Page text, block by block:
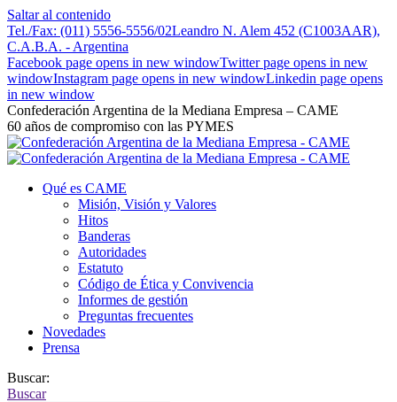
Saltar al contenido
Tel./Fax: (011) 5556-5556/02Leandro N. Alem 452 (C1003AAR),
C.A.B.A. - Argentina
Facebook page opens in new windowTwitter page opens in new
windowInstagram page opens in new windowLinkedin page opens
in new window
Confederación Argentina de la Mediana Empresa – CAME
60 años de compromiso con las PYMES
Qué es CAME
Misión, Visión y Valores
Hitos
Banderas
Autoridades
Estatuto
Código de Ética y Convivencia
Informes de gestión
Preguntas frecuentes
Novedades
Prensa
Buscar:
Buscar